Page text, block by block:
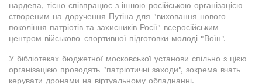
нардепа, тісно співпрацює з іншою російською організацією -
створеним на доручення Путіна для "виховання нового
покоління патріотів та захисників Росії" всеросійським
центром військово-спортивної підготовки молоді "Воїн".
У бібліотеках бюджетної московської установи спільно з цією
організацією проводять "патріотичні заходи", зокрема вчать
керувати дронами на віртуальному обладнанні.